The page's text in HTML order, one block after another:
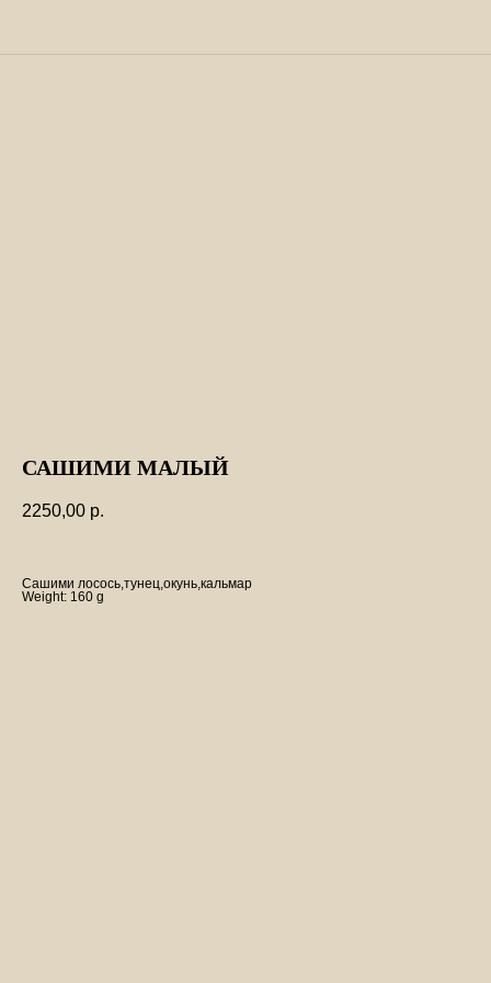
САШИМИ МАЛЫЙ
2250,00 р.
Сашими лосось,тунец,окунь,кальмар
Weight: 160 g